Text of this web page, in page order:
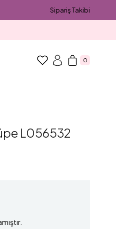
Sipariş Takibi
0
L056532